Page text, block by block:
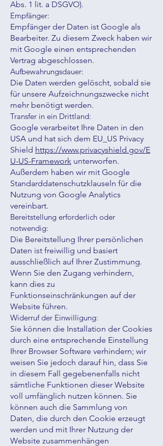
Abs. 1 lit. a DSGVO).
Empfänger:
Empfänger der Daten ist Google als
Bearbeiter. Zu diesem Zweck haben wir
mit Google einen entsprechenden
Vertrag abgeschlossen.
Aufbewahrungsdauer:
Die Daten werden gelöscht, sobald sie
für unsere Aufzeichnungszwecke nicht
mehr benötigt werden.
Transfer in ein Drittland:
Google verarbeitet Ihre Daten in den
USA und hat sich dem EU_US Privacy
Shield https://www.privacyshield.gov/E
U-US-Framework unterworfen.
Außerdem haben wir mit Google
Standarddatenschutzklauseln für die
Nutzung von Google Analytics
vereinbart.
Bereitstellung erforderlich oder
notwendig:
Die Bereitstellung Ihrer persönlichen
Daten ist freiwillig und basiert
ausschließlich auf Ihrer Zustimmung.
Wenn Sie den Zugang verhindern,
kann dies zu
Funktionseinschränkungen auf der
Website führen.
Widerruf der Einwilligung:
Sie können die Installation der Cookies
durch eine entsprechende Einstellung
Ihrer Browser Software verhindern; wir
weisen Sie jedoch darauf hin, dass Sie
in diesem Fall gegebenenfalls nicht
sämtliche Funktionen dieser Website
voll umfänglich nutzen können. Sie
können auch die Sammlung von
Daten, die durch den Cookie erzeugt
werden und mit Ihrer Nutzung der
Website zusammenhängen